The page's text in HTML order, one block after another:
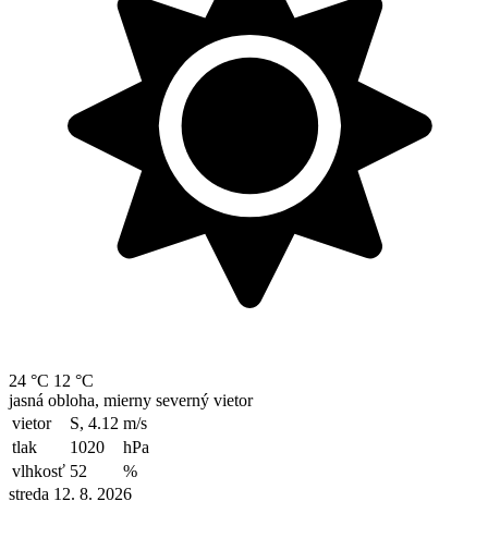
24 °C 12 °C
jasná obloha, mierny severný vietor
vietor
S, 4.12 m/s
tlak
1020
hPa
vlhkosť 52
%
streda 12. 8. 2026